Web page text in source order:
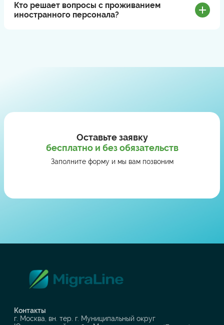
Кто решает вопросы с проживанием
иностранного персонала?
Оставьте заявку
бесплатно и без обязательств
Заполните форму и мы вам позвоним
Контакты
г. Москва, вн. тер. г. Муниципальный округ